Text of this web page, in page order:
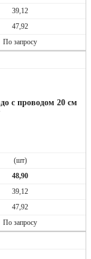
39,12
47,92
По запросу
с проводом 20 см
(шт)
48,90
39,12
47,92
По запросу